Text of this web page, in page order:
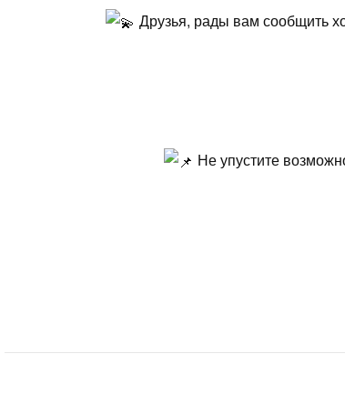
Друзья, рады вам сообщить
Не упустите